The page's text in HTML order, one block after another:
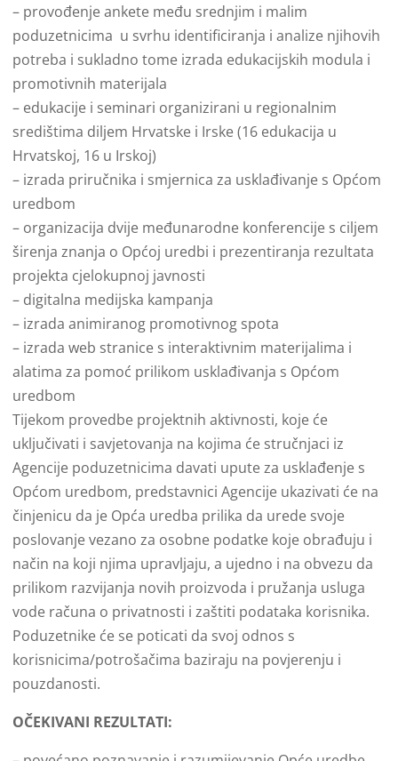
– provođenje ankete među srednjim i malim
poduzetnicima u svrhu identificiranja i analize njihovih
potreba i sukladno tome izrada edukacijskih modula i
promotivnih materijala
– edukacije i seminari organizirani u regionalnim
središtima diljem Hrvatske i Irske (16 edukacija u
Hrvatskoj, 16 u Irskoj)
– izrada priručnika i smjernica za usklađivanje s Općom
uredbom
– organizacija dvije međunarodne konferencije s ciljem
širenja znanja o Općoj uredbi i prezentiranja rezultata
projekta cjelokupnoj javnosti
– digitalna medijska kampanja
– izrada animiranog promotivnog spota
– izrada web stranice s interaktivnim materijalima i
alatima za pomoć prilikom usklađivanja s Općom
uredbom
Tijekom provedbe projektnih aktivnosti, koje će
uključivati i savjetovanja na kojima će stručnjaci iz
Agencije poduzetnicima davati upute za usklađenje s
Općom uredbom, predstavnici Agencije ukazivati će na
činjenicu da je Opća uredba prilika da urede svoje
poslovanje vezano za osobne podatke koje obrađuju i
način na koji njima upravljaju, a ujedno i na obvezu da
prilikom razvijanja novih proizvoda i pružanja usluga
vode računa o privatnosti i zaštiti podataka korisnika.
Poduzetnike će se poticati da svoj odnos s
korisnicima/potrošačima baziraju na povjerenju i
pouzdanosti.
OČEKIVANI REZULTATI: